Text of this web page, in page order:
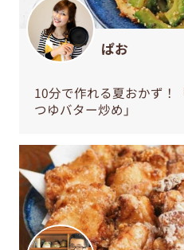
ぱお
10分で作れる夏おかず！
つゆバター炒め」